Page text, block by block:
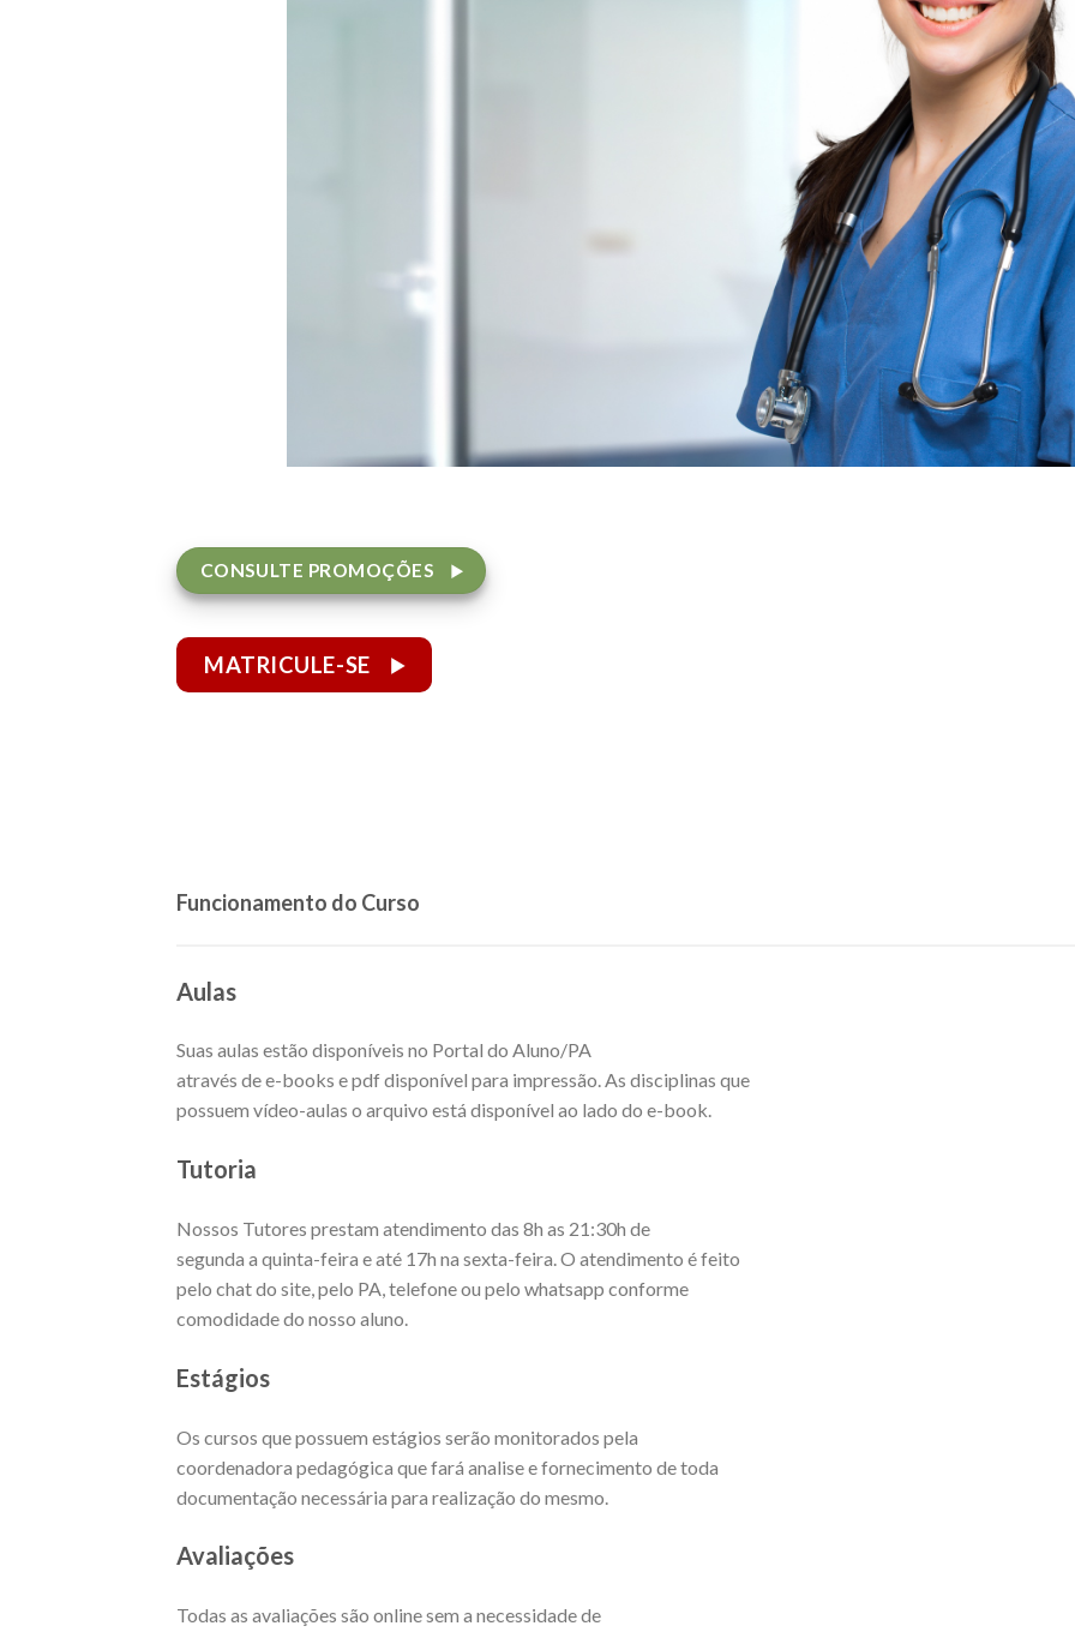
CONSULTE PROMOÇÕES
MATRICULE-SE
Funcionamento do Curso
Aulas
Suas aulas estão disponíveis no Portal do Aluno/PA
através de e-books e pdf disponível para impressão. As disciplinas que
possuem vídeo-aulas o arquivo está disponível ao lado do e-book.
Tutoria
Nossos Tutores prestam atendimento das 8h as 21:30h de
segunda a quinta-feira e até 17h na sexta-feira. O atendimento é feito
pelo chat do site, pelo PA, telefone ou pelo whatsapp conforme
comodidade do nosso aluno.
Estágios
Os cursos que possuem estágios serão monitorados pela
coordenadora pedagógica que fará analise e fornecimento de toda
documentação necessária para realização do mesmo.
Avaliações
Todas as avaliações são online sem a necessidade de